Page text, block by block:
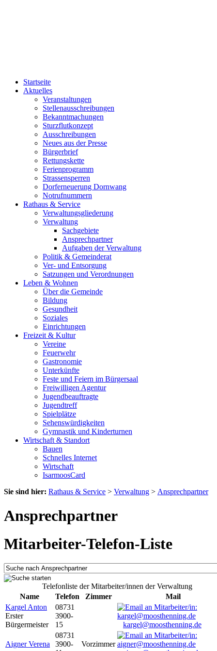
Startseite
Aktuelles
Veranstaltungen
Stellenausschreibungen
Bekanntmachungen
Sturzflutkonzept
Ausschreibungen
Neues aus der Presse
Bürgerbrief
Rettungskette
Ferienprogramm
Strassensperren
Dorferneuerung Dornwang
Notrufnummern
Rathaus & Service
Verwaltungsgliederung
Verwaltung
Sachgebiete
Ansprechpartner
Aufgaben der Verwaltung
Politik & Gemeinderat
Ver- und Entsorgung
Satzungen und Verordnungen
Leben & Wohnen
Über die Gemeinde
Bildung
Gesundheit
Soziales
Einrichtungen
Freizeit & Kultur
Vereine
Feuerwehr
Gastronomie
Unterkünfte
Feste und Feiern im Bürgersaal
Freiwilligen Agentur
Jugendbeauftragte
Jugendtreff
Spielplätze
Sehenswürdigkeiten
Gymnastik und Kinderturnen
Wirtschaft & Standort
Bauen
Schnelles Internet
Wirtschaft
IsarmoosCard
Sie sind hier: Rathaus & Service > Verwaltung > Ansprechpartner
Ansprechpartner
Mitarbeiter-Telefon-Liste
Telefonliste der Mitarbeiter/innen der Verwaltung
Name
Telefon Zimmer
Mail
Kargel Anton
Erster
Bürgermeister
08731
3900-
15
kargel@moosthenning.de
Aigner Verena
08731
3900-
Vorzimmer